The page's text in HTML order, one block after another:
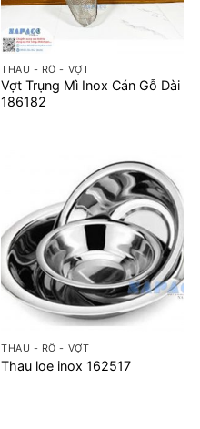
+
THAU - RỔ - VỢT
Vợt Trụng Mì Inox Cán Gỗ Dài
186182
THAU - RỔ - VỢT
Thau loe inox 162517